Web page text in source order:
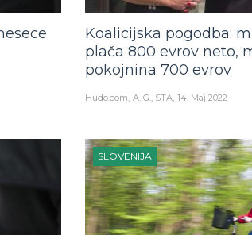
Koalicijska pogodba:
plača 800 evrov neto,
pokojnina 700 evrov
Hudo.com A. G., STA 14. Maj 2022
SLOVENIJA